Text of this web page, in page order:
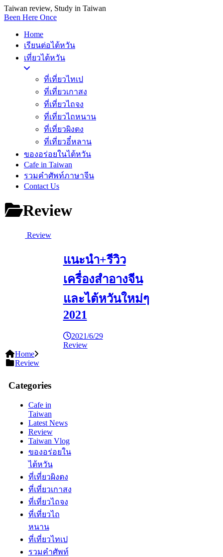
Taiwan review, Study in Taiwan
Been Here Once
Home
เรียนต่อไต้หวัน
เที่ยวไต้หวัน
ที่เที่ยวไทเป
ที่เที่ยวเกาสง
ที่เที่ยวไถจง
ที่เที่ยวไถหนาน
ที่เที่ยวผิงตง
ที่เที่ยวอี๋หลาน
ของอร่อยในไต้หวัน
Cafe in Taiwan
รวมคำศัพท์ภาษาจีน
Contact Us
Review
Review
แนะนำ+รีวิว
เครื่องสำอางจีน
และไต้หวันใหม่ๆ
2021
2021/6/29
Review
Home
Review
Categories
Cafe in
Taiwan
Latest News
Review
Taiwan Vlog
ของอร่อยใน
ไต้หวัน
ที่เที่ยวผิงตง
ที่เที่ยวเกาสง
ที่เที่ยวไถจง
ที่เที่ยวไถ
หนาน
ที่เที่ยวไทเป
รวมคำศัพท์